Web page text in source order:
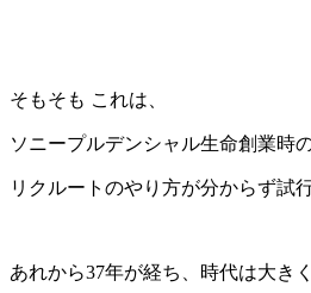
そもそも これは、
ソニープルデンシャル生命創業時の
リクルートのやり方が分からず試
あれから37年が経ち、時代は大き